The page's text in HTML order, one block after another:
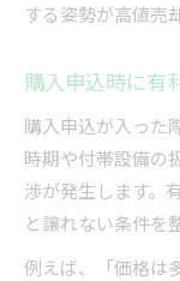
する姿勢が高値売
購入申込時に有
購入申込が入った
時期や付帯設備の
渉が発生します。
と譲れない条件を
例えば、「価格は